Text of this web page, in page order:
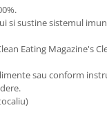
si sustine sistemul
Eating Magazine's
sau conform